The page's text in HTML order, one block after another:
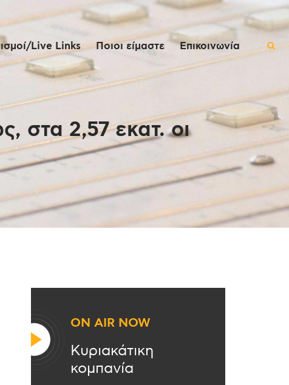
Live Links Ποιοι είμαστε Επικοινωνία
στα 2,57 εκατ. οι
ON AIR NOW
Κυριακάτικη
κομπανία